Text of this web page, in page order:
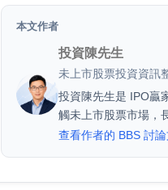
本文作者
投資陳先生
未上市股票投資資訊
投資陳先生是 IPO贏
觸未上市股票市場，
查看作者的 BBS 討